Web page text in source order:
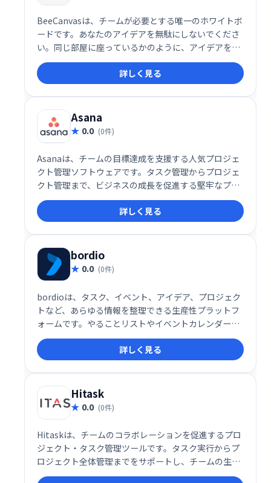
BeeCanvasは、チームが必要とする唯一のホワイトボ
ードです。あなたのアイデアを無駄にしないでくださ
い。同じ部屋に座っているかのように、アイデアを視
覚化して作業をすばやく完了します。BeeCanvasは、
お気に入りの日常のツールともシームレスに統合でき
ます。
詳しく見る
Asana
0.0 (0件)
Asanaは、チームの目標達成を支援する人気プロジェ
クト管理ソフトウェアです。タスク管理からプロジェ
クト管理まで、ビジネスの成長を促進する堅牢なプラ
ットフォームを提供します。チーム全体で目標、プロ
ジェクト、日々の業務に集中できるよう、効率的なワ
ークフローを実現します。
詳しく見る
bordio
0.0 (0件)
bordioは、タスク、イベント、アイデア、プロジェク
トなど、あらゆる情報を整理できる生産性プラットフ
ォームです。やることリストやイベントカレンダーな
ども統合管理でき、効率的なワークフローを実現しま
す。 日々の業務をスムーズに進め、生産性を向上させ
たい方におすすめです。
詳しく見る
Hitask
0.0 (0件)
Hitaskは、チームのコラボレーションを促進するプロ
ジェクト・タスク管理ツールです。タスク実行からプ
ロジェクト全体管理までをサポートし、チームの生産
性向上に貢献します。シンプルで使いやすいインター